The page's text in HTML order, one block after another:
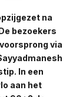
na
bezoekers
via
In een
aan het